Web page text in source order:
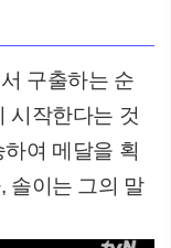
구출하는 순
시작한다는 것
여 메달을 획
솔이는 그의 말